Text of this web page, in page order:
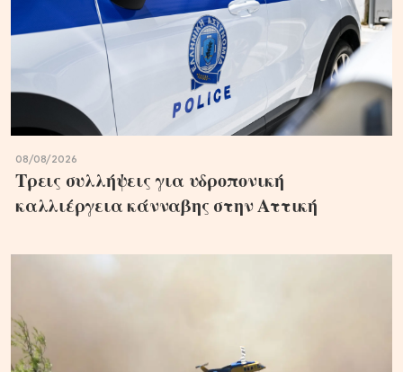
08/08/2026
Τρεις συλλήψεις για υδροπονική
καλλιέργεια κάνναβης στην Αττική